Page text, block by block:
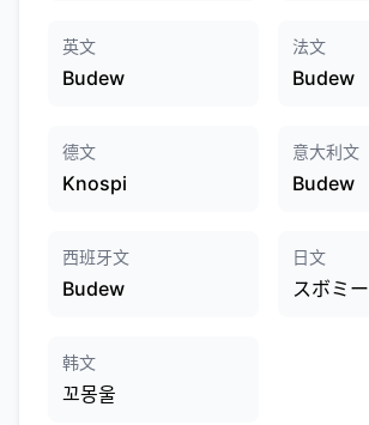
英文
Budew
法文
Budew
德文
Knospi
意大利文
Budew
西班牙文
Budew
日文
スボミー
韩文
꼬몽울